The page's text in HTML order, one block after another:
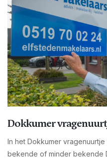
Dokkumer
In het Dokkumer
bekende of minder bekende